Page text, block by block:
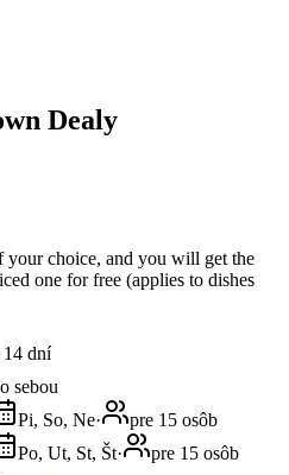
Dealy
your choice, and you will get the
one for free (applies to dishes
14 dní
sebou
Pi, So, Ne·
pre 15 osôb
Po, Ut, St, Št·
pre 15 osôb